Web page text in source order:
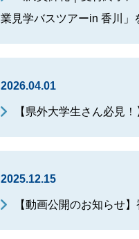
業見学バスツアーin 香川」
2026.04.01
【県外大学生さん必見
2025.12.15
【動画公開のお知らせ